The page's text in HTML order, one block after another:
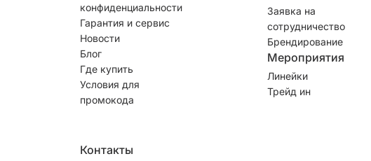
конфиденциальности
Гарантия и сервис
Новости
Блог
Где купить
Условия для
промокода
Заявка на
сотрудничество
Брендирование
Мероприятия
Линейки
Трейд ин
Контакты